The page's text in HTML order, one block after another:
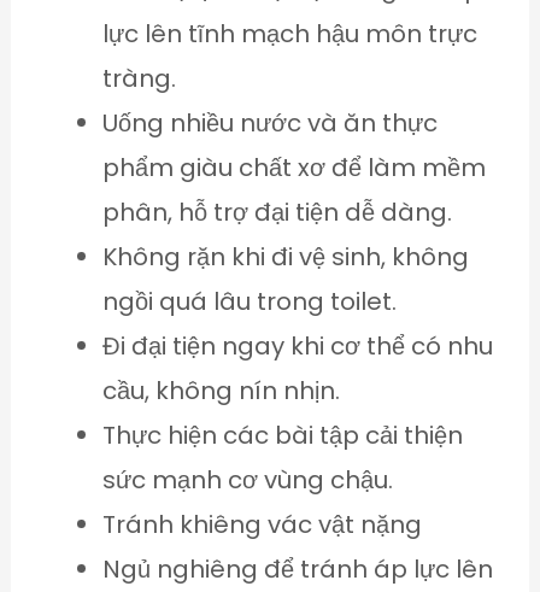
lực lên tĩnh mạch hậu môn trực
tràng.
Uống nhiều nước và ăn thực
phẩm giàu chất xơ để làm mềm
phân, hỗ trợ đại tiện dễ dàng.
Không rặn khi đi vệ sinh, không
ngồi quá lâu trong toilet.
Đi đại tiện ngay khi cơ thể có nhu
cầu, không nín nhịn.
Thực hiện các bài tập cải thiện
sức mạnh cơ vùng chậu.
Tránh khiêng vác vật nặng
Ngủ nghiêng để tránh áp lực lên